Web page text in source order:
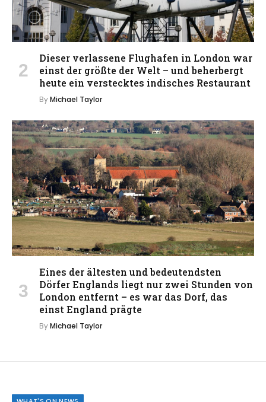
Dieser verlassene Flughafen in London war
einst der größte der Welt – und beherbergt
heute ein verstecktes indisches Restaurant
ByMichael Taylor
Eines der ältesten und bedeutendsten
Dörfer Englands liegt nur zwei Stunden von
London entfernt – es war das Dorf, das
einst England prägte
ByMichael Taylor